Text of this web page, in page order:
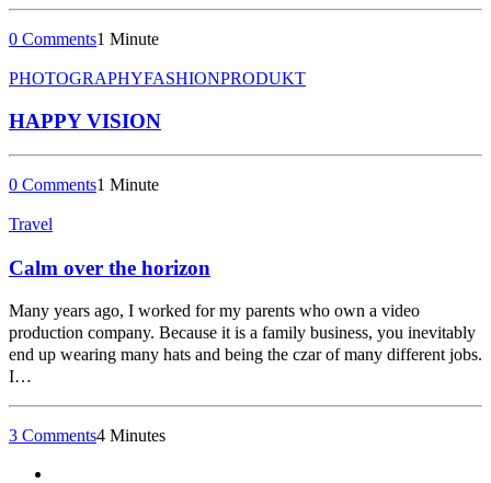
0 Comments1 Minute
PHOTOGRAPHYFASHIONPRODUKT
HAPPY VISION
0 Comments1 Minute
Travel
Calm over the horizon
Many years ago, I worked for my parents who own a video
production company. Because it is a family business, you inevitably
end up wearing many hats and being the czar of many different jobs.
I…
3 Comments4 Minutes